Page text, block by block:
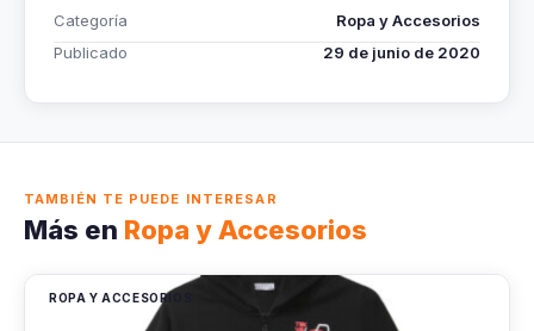
Categoría
Ropa y Accesorios
Publicado
29 de junio de 2020
TAMBIÉN TE PUEDE INTERESAR
Más en Ropa y Accesorios
ROPA Y ACCESORIOS